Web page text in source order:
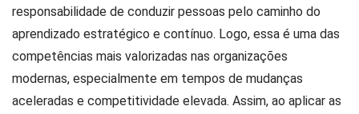
responsabilidade de conduzir pessoas pelo caminho do
aprendizado estratégico e contínuo. Logo, essa é uma das
competências mais valorizadas nas organizações
modernas, especialmente em tempos de mudanças
aceleradas e competitividade elevada. Assim, ao aplicar as